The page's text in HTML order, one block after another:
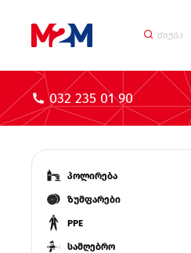
032 235 01 90
პოლირება
ზუმფარები
PPE
სამღებრო